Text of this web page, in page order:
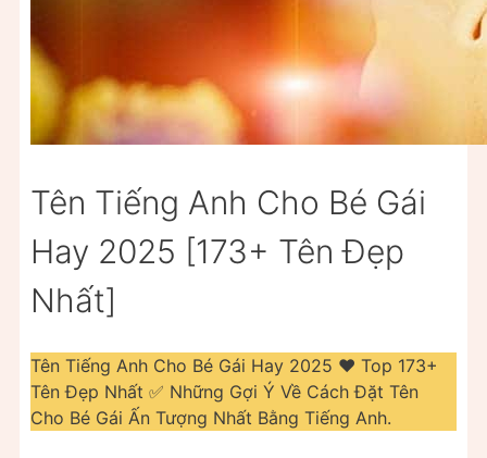
Tên Tiếng Anh Cho Bé Gái
Hay 2025 [173+ Tên Đẹp
Nhất]
Tên Tiếng Anh Cho Bé Gái Hay 2025 ❤️️ Top 173+
Tên Đẹp Nhất ✅ Những Gợi Ý Về Cách Đặt Tên
Cho Bé Gái Ấn Tượng Nhất Bằng Tiếng Anh.